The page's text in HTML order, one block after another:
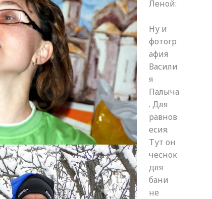
Леной:
Ну и
фотогр
афия
Васили
я
Палыча
. Для
равнов
есия.
Тут он
чеснок
для
бани
не